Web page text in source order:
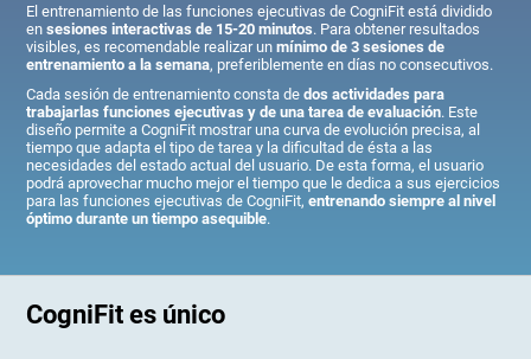
El entrenamiento de las funciones ejecutivas de CogniFit está dividido
ensesiones interactivas de 15-20 minutos. Para obtener resultados
visibles, es recomendable realizar unmínimo de 3 sesiones de
entrenamiento a la semana, preferiblemente en días no consecutivos.
Cada sesión de entrenamiento consta dedos actividades para
trabajarlas funciones ejecutivas y de una tarea de evaluación. Este
diseño permite a CogniFit mostrar una curva de evolución precisa, al
tiempo que adapta el tipo de tarea y la dificultad de ésta a las
necesidades del estado actual del usuario. De esta forma, el usuario
podrá aprovechar mucho mejor el tiempo que le dedica a sus ejercicios
para las funciones ejecutivas de CogniFit,entrenando siempre al nivel
óptimo durante un tiempo asequible.
CogniFit es único